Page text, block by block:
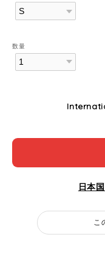
数量
日本
こ